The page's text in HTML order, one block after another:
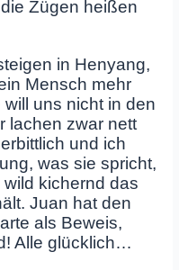
Zügen heißen
in Henyang,
Mensch mehr
uns nicht in den
lachen zwar nett
und ich
was sie spricht,
kichernd das
Juan hat den
als Beweis,
Alle glücklich…